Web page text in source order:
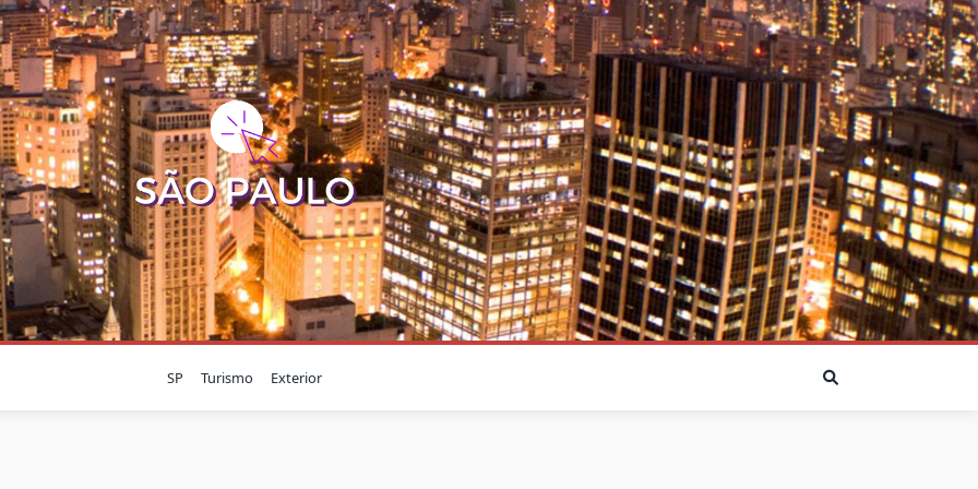
SP Turismo Exterior